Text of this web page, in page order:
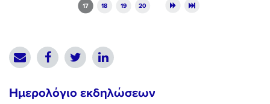
17 18 19 20
Ημερολόγιο εκδηλώσεων